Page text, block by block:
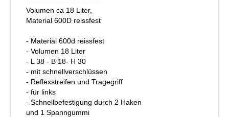
Volumen ca 18 Liter,
Material 600D reissfest
- Material 600d reissfest
- Volumen 18 Liter
- L 38 - B 18- H 30
- mit schnellverschlüssen
- Reflexstreifen und Tragegriff
- für links
- Schnellbefestigung durch 2 Haken
und 1 Spanngummi